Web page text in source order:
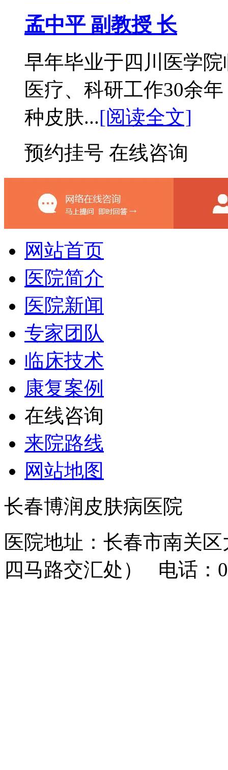
孟中平 副教授 长
早年毕业于四川医学
医疗、科研工作30余
种皮肤...[阅读全文]
预约挂号 在线咨询
网站首页
医院简介
医院新闻
专家团队
临床技术
康复案例
在线咨询
来院路线
网站地图
长春博润皮肤病医院
医院地址：长春市南关
四马路交汇处） 电话：